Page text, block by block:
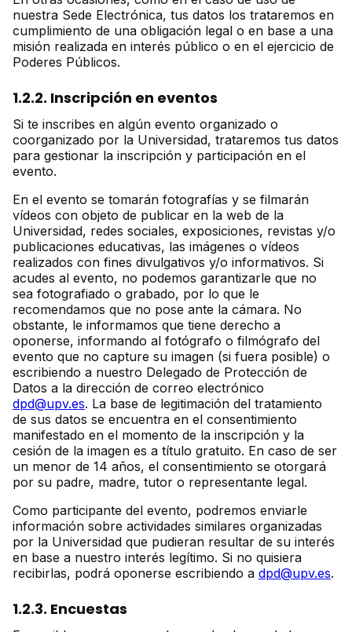
nuestra Sede Electrónica, tus datos los trataremos en
cumplimiento de una obligación legal o en base a una
misión realizada en interés público o en el ejercicio de
Poderes Públicos.
1.2.2. Inscripción en eventos
Si te inscribes en algún evento organizado o
coorganizado por la Universidad, trataremos tus datos
para gestionar la inscripción y participación en el
evento.
En el evento se tomarán fotografías y se filmarán
vídeos con objeto de publicar en la web de la
Universidad, redes sociales, exposiciones, revistas y/o
publicaciones educativas, las imágenes o vídeos
realizados con fines divulgativos y/o informativos. Si
acudes al evento, no podemos garantizarle que no
sea fotografiado o grabado, por lo que le
recomendamos que no pose ante la cámara. No
obstante, le informamos que tiene derecho a
oponerse, informando al fotógrafo o filmógrafo del
evento que no capture su imagen (si fuera posible) o
escribiendo a nuestro Delegado de Protección de
Datos a la dirección de correo electrónico
dpd@upv.es. La base de legitimación del tratamiento
de sus datos se encuentra en el consentimiento
manifestado en el momento de la inscripción y la
cesión de la imagen es a título gratuito. En caso de ser
un menor de 14 años, el consentimiento se otorgará
por su padre, madre, tutor o representante legal.
Como participante del evento, podremos enviarle
información sobre actividades similares organizadas
por la Universidad que pudieran resultar de su interés
en base a nuestro interés legítimo. Si no quisiera
recibirlas, podrá oponerse escribiendo a dpd@upv.es.
1.2.3. Encuestas